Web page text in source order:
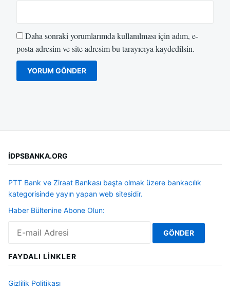
Daha sonraki yorumlarımda kullanılması için adım, e-
posta adresim ve site adresim bu tarayıcıya kaydedilsin.
İDPSBANKA.ORG
PTT Bank ve Ziraat Bankası başta olmak üzere bankacılık
kategorisinde yayın yapan web sitesidir.
Haber Bültenine Abone Olun:
FAYDALI LINKLER
Gizlilik Politikası